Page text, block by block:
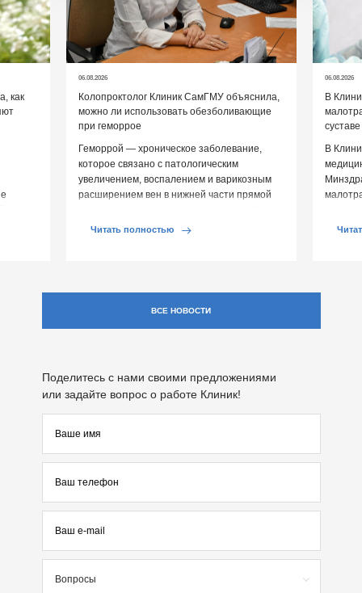
как
06.08.2026
Колопроктолог Клиник СамГМУ объяснила,
можно ли использовать обезболивающие
при геморрое
Геморрой — хроническое заболевание,
которое связано с патологическим
увеличением, воспалением и варикозным
расширением вен в нижней части прямой
обострении […]
Читать полностью
06.08.2026
В
суставе
В
ВСЕ НОВОСТИ
Поделитесь с нами своими предложениями
или задайте вопрос о работе Клиник!
Вопросы